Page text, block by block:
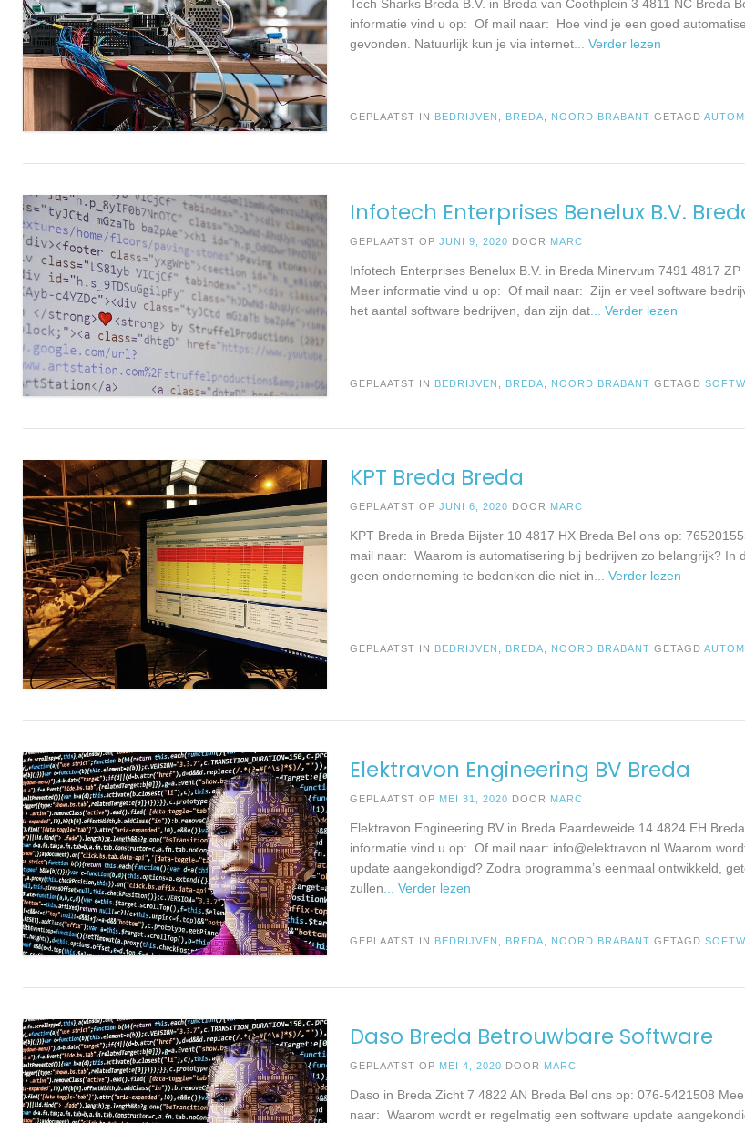
Tech Sharks Breda B.V. in Breda van Coothplein 3 4811 NC Breda
informatie vind u op: Of mail naar: Hoe vind je een goed
gevonden. Natuurlijk kun je via internet... Verder lezen
GEPLAATST IN BEDRIJVEN BREDA NOORD BRABANT GETAGD
Infotech Enterprises Benelux B.V.
GEPLAATST OPJUNI 9, 2020 DOOR MARC
Infotech Enterprises Benelux B.V. in Breda Minervum 7491 4817
Meer informatie vind u op: Of mail naar: Zijn er veel software
het aantal software bedrijven, dan zijn dat ... Verder lezen
GEPLAATST IN BEDRIJVEN BREDA NOORD BRABANT GETAGD
KPT Breda Breda
GEPLAATST OPJUNI 6, 2020 DOOR MARC
KPT Breda in Breda Bijster 10 4817 HX Breda Bel ons op:
mail naar: Waarom is automatisering bij bedrijven zo belangrijk? In
geen onderneming te bedenken die niet in ... Verder lezen
GEPLAATST IN BEDRIJVEN BREDA NOORD BRABANT GETAGD
Elektravon Engineering BV Breda
GEPLAATST OP MEI 31, 2020 DOOR MARC
Elektravon Engineering BV in Breda Paardeweide 14 4824 EH
informatie vind u op: Of mail naar: info@elektravon.nl Waarom
update aangekondigd? Zodra programma’s eenmaal ontwikkeld,
zullen ... Verder lezen
GEPLAATST IN BEDRIJVEN BREDA NOORD BRABANT GETAGD
Daso Breda Betrouwbare Software
GEPLAATST OP MEI 4, 2020 DOOR MARC
Daso in Breda Zicht 7 4822 AN Breda Bel ons op: 076-5421508
naar: Waarom wordt er regelmatig een software update